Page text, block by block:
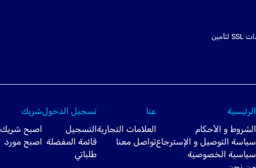
اتبعت أحدث التقنيات في شهادات SSL لتأمين
الرئيسية
الشروط و الأحكام
سياسة التوصيل و الإسترجاع
سياسية الخصوصية
عنا
العلامات التجارية
تواصل معنا
تسجيل الدخول
التسجيل
قائمة المفضلة
طلباتي
شريك
اصبح شريك
اصبح مورد